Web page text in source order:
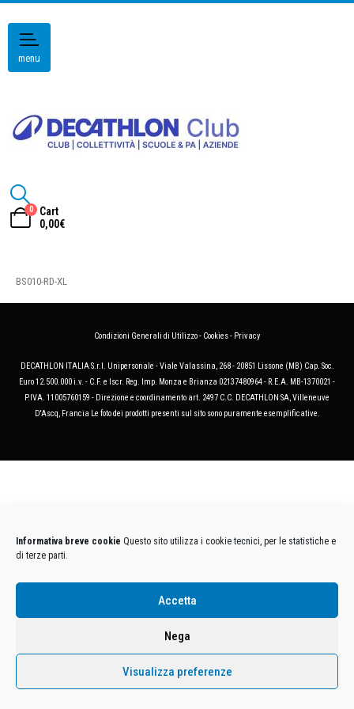
Informativa breve cookie Questo sito utilizza i cookie tecnici, per le statistiche e
di terze parti.
Accetta
Nega
Visualizza preferenze
menu
0
Cart
0,00€
BS010-RD-XL
Condizioni Generali di Utilizzo- Cookies- Privacy
DECATHLON ITALIA S.r.l. Unipersonale - Viale Valassina, 268 - 20851 Lissone (MB) Cap. Soc.
Euro 12.500.000 i.v. - C.F. e Iscr. Reg. Imp. Monza e Brianza 02137480964 - R.E.A. MB-1370021 -
P.IVA. 11005760159 - Direzione e coordinamento art. 2497 C.C. DECATHLON SA, Villeneuve
D'Ascq, Francia Le foto dei prodotti presenti sul sito sono puramente esemplificative.